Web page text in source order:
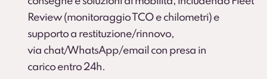
Review (monitoraggio TCO e chilometri) e
supporto a restituzione/rinnovo,
via chat/WhatsApp/email con presa in
carico entro 24h.